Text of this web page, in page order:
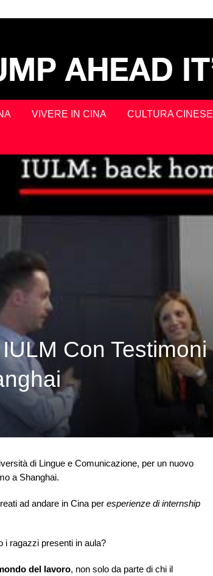
VIVERE IN CINA CULTURA CINESE
Con Testimoni
di Lingue e Comunicazione, per un nuovo
a Shanghai.
ad andare in Cina per esperienze di internship
i ragazzi presenti in aula?
del lavoro, non solo da parte di chi il